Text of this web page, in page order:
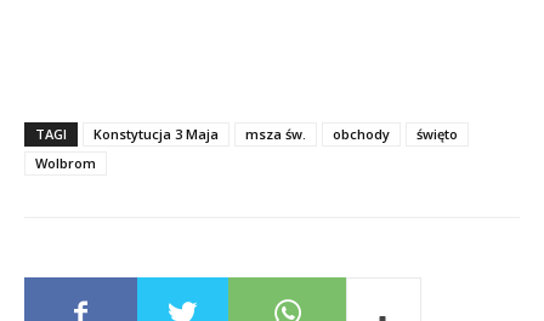
TAGI Konstytucja 3 Maja msza św. obchody
święto
Wolbrom